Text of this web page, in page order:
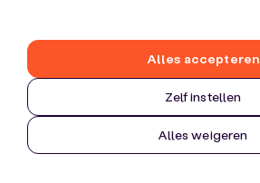
Zelf instellen
Alles weigeren
Alles accepteren